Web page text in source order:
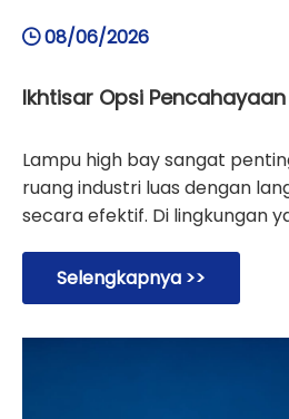
08/06/2026
Ikhtisar Opsi
Lampu high bay sangat
ruang industri luas dengan
secara efektif. Di lingkungan
debu, dan kontaminan,
kedap uap dan lampu tahan
Selengkapnya >>